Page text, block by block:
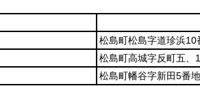
松島町松島字道珍浜10
松島町高城字反町五、
松島町幡谷字新田5番